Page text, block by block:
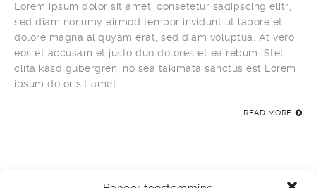
Lorem ipsum dolor sit amet, consetetur sadipscing elitr,
sed diam nonumy eirmod tempor invidunt ut labore et
dolore magna aliquyam erat, sed diam voluptua. At vero
eos et accusam et justo duo dolores et ea rebum. Stet
clita kasd gubergren, no sea takimata sanctus est Lorem
ipsum dolor sit amet.
READ MORE